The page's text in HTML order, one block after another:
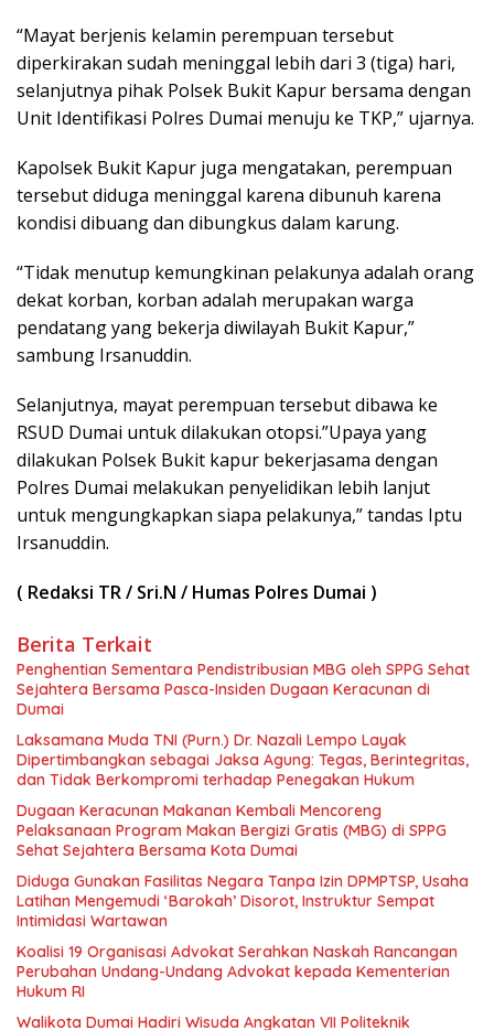
“Mayat berjenis kelamin perempuan tersebut
diperkirakan sudah meninggal lebih dari 3 (tiga) hari,
selanjutnya pihak Polsek Bukit Kapur bersama dengan
Unit Identifikasi Polres Dumai menuju ke TKP,” ujarnya.
Kapolsek Bukit Kapur juga mengatakan, perempuan
tersebut diduga meninggal karena dibunuh karena
kondisi dibuang dan dibungkus dalam karung.
“Tidak menutup kemungkinan pelakunya adalah orang
dekat korban, korban adalah merupakan warga
pendatang yang bekerja diwilayah Bukit Kapur,”
sambung Irsanuddin.
Selanjutnya, mayat perempuan tersebut dibawa ke
RSUD Dumai untuk dilakukan otopsi.”Upaya yang
dilakukan Polsek Bukit kapur bekerjasama dengan
Polres Dumai melakukan penyelidikan lebih lanjut
untuk mengungkapkan siapa pelakunya,” tandas Iptu
Irsanuddin.
( Redaksi TR / Sri.N / Humas Polres Dumai )
Berita Terkait
Penghentian Sementara Pendistribusian MBG oleh SPPG Sehat
Sejahtera Bersama Pasca-Insiden Dugaan Keracunan di
Dumai
Laksamana Muda TNI (Purn.) Dr. Nazali Lempo Layak
Dipertimbangkan sebagai Jaksa Agung: Tegas, Berintegritas,
dan Tidak Berkompromi terhadap Penegakan Hukum
Dugaan Keracunan Makanan Kembali Mencoreng
Pelaksanaan Program Makan Bergizi Gratis (MBG) di SPPG
Sehat Sejahtera Bersama Kota Dumai
Diduga Gunakan Fasilitas Negara Tanpa Izin DPMPTSP, Usaha
Latihan Mengemudi ‘Barokah’ Disorot, Instruktur Sempat
Intimidasi Wartawan
Koalisi 19 Organisasi Advokat Serahkan Naskah Rancangan
Perubahan Undang-Undang Advokat kepada Kementerian
Hukum RI
Walikota Dumai Hadiri Wisuda Angkatan VII Politeknik